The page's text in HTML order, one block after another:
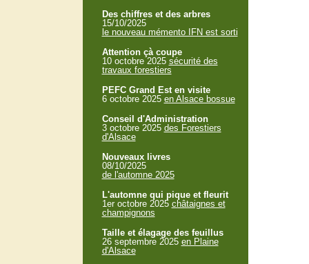
Des chiffres et des arbres
15/10/2025
le nouveau mémento IFN est sorti
Attention çà coupe
10 octobre 2025 sécurité des
travaux forestiers
PEFC Grand Est en visite
6 octobre 2025 en Alsace bossue
Conseil d'Administration
3 octobre 2025 des Forestiers
d'Alsace
Nouveaux livres
08/10/2025
de l'automne 2025
L'automne qui pique et fleurit
1er octobre 2025 châtaignes et
champignons
Taille et élagage des feuillus
26 septembre 2025 en Plaine
d'Alsace